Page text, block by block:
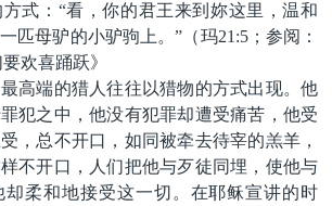
式： “看，你的君王来到妳这里，温和
匹母驴的小驴驹上。”（玛21:5； 参阅：
要欢喜踊跃》
高端的猎人往往以猎物的方式出现。他
犯之中，他没有犯罪却遭受痛苦，他受
，总不开口，如同被牵去待宰的羔羊，
不开口，人们把他与歹徒同埋，使他与
却柔和地接受这一切。在耶稣宣讲的时